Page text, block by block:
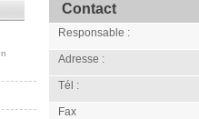
Contact
Responsable :
Adresse :
Tél :
Fax